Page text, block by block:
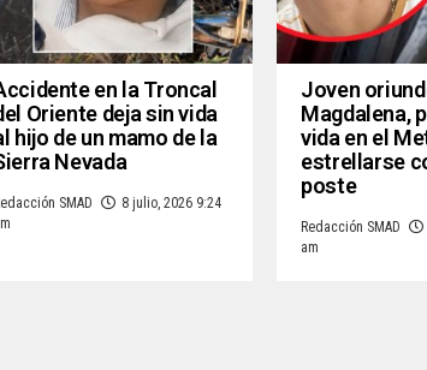
en la Troncal
Oriente deja sin vida
hijo de un mamo de la
Nevada
SMAD
8 julio, 2026 9:24
Joven
Magdalena,
vida en el
estrellarse
poste
Redacción SMAD
am